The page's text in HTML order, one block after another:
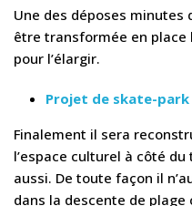
Une des déposes
être transformée en place
pour l’élargir.
Projet de skate-park
Finalement il sera
l’espace culturel à côté
aussi. De toute façon il
dans la descente de